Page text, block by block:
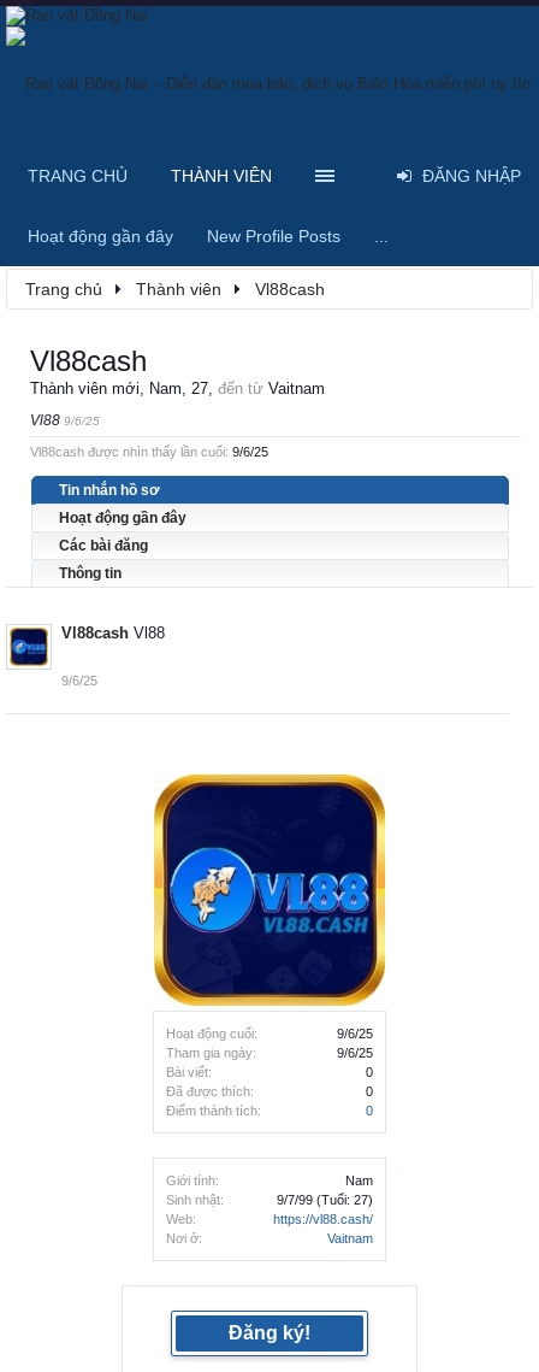
Trang chủ Thành viên Vl88cash
Hoạt động cuối:
9/6/25
Tham gia ngày:
9/6/25
Bài viết:
0
Đã được thích:
0
Điểm thành tích:
0
Giới tính:
Nam
Sinh nhật:
9/7/99 (Tuổi: 27)
Web:
https://vl88.cash/
Nơi ở:
Vaitnam
Vl88cash
Thành viên mới, Nam, 27, đến từ Vaitnam
Vl88 9/6/25
Vl88cash được nhìn thấy lần cuối: 9/6/25
Tin nhắn hồ sơ
Hoạt động gần đây
Các bài đăng
Thông tin
Vl88cash Vl88
9/6/25
Đăng ký!
TRANG CHỦ THÀNH VIÊN
Hoạt động gần đây New Profile Posts
ĐĂNG NHẬP